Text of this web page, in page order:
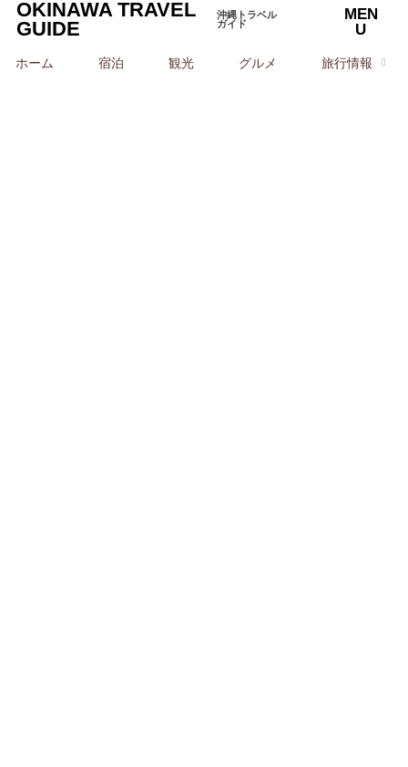
OKINAWA TRAVEL
GUIDE
沖縄トラベル
ガイド
MEN
U
ホーム 宿泊 観光 グルメ 旅行情報